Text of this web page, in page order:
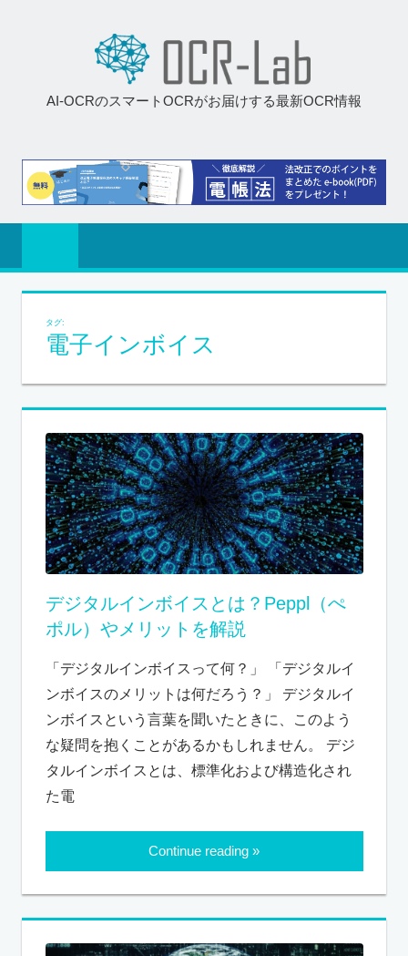
AI-OCRのスマートOCRがお届けする最新OCR情報
タグ:
電子インボイス
デジタルインボイスとは？Peppl（ぺ
ポル）やメリットを解説
「デジタルインボイスって何？」 「デジタルイ
ンボイスのメリットは何だろう？」 デジタルイ
ンボイスという言葉を聞いたときに、このよう
な疑問を抱くことがあるかもしれません。 デジ
タルインボイスとは、標準化および構造化され
た電
Continue reading